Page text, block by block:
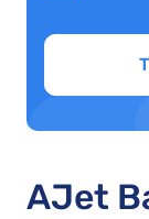
AJet